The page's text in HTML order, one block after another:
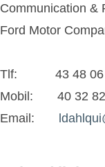
Communication &
Ford Motor
Tlf: 43 48 06
Mobil: 40 32 82
Email: